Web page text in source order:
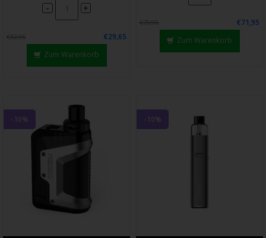
- +
€32,95
€29,65
Zum Warenkorb
€79,95
€71,95
Zum Warenkorb
-10% -10%